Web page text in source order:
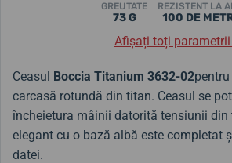
GREUTATE
73 G
REZISTENT LA
100 DE
Afișați toți parametrii
Ceasul Boccia Titanium 3632-02
carcasă rotundă din titan. Ceasul se
încheietura mâinii datorită tensiunii din
elegant cu o bază albă este completat
datei.